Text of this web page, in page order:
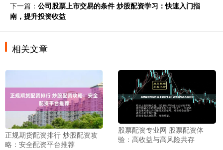
下一篇： 公司股票上市交易的条件 炒股配资学习：快速入门指
南，提升投资收益
相关文章
正规期货配资排行 炒股配资攻
略：安全配资平台推荐
股票配资专业网 股票配资体
验：高收益与高风险共存